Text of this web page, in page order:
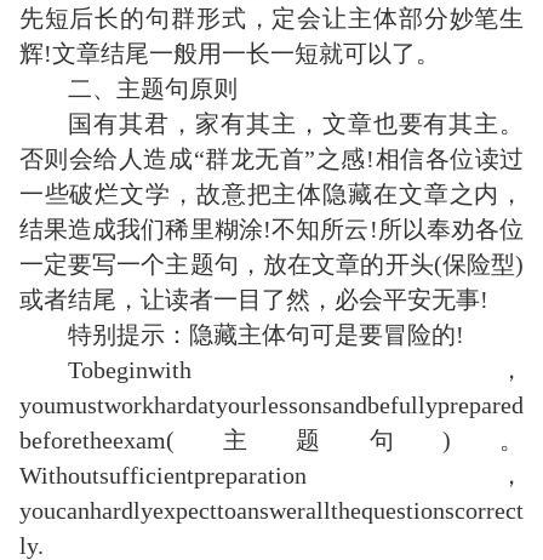
先短后长的句群形式，定会让主体部分妙笔生
辉!文章结尾一般用一长一短就可以了。
二、主题句原则
国有其君，家有其主，文章也要有其主。
否则会给人造成“群龙无首”之感!相信各位读过
一些破烂文学，故意把主体隐藏在文章之内，
结果造成我们稀里糊涂!不知所云!所以奉劝各位
一定要写一个主题句，放在文章的开头(保险型)
或者结尾，让读者一目了然，必会平安无事!
特别提示：隐藏主体句可是要冒险的!
Tobeginwith，
youmustworkhardatyourlessonsandbefullyprepared
beforetheexam(主题句)。
Withoutsufficientpreparation，
youcanhardlyexpecttoanswerallthequestionscorrect
ly.